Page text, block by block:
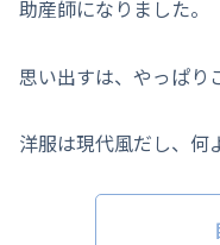
助産師になりました。
思い出すは、やっぱり
洋服は現代風だし、何